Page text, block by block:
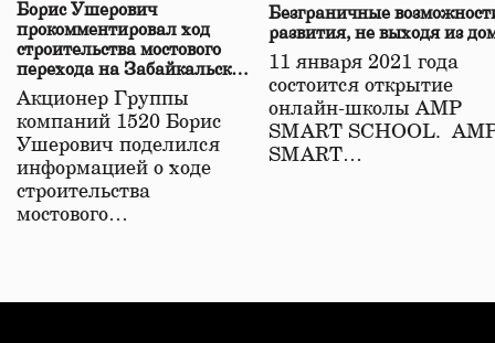
Борис Ушерович
прокомментировал ход
строительства мостового
перехода на Забайкальской
железной дороге
Акционер Группы
компаний 1520 Борис
Ушерович поделился
информацией о ходе
строительства
мостового…
Безграничные
развития, не выходя из
11 января 2021 года
состоится открытие
онлайн-школы АМР
SMART SCHOOL.
SMART…